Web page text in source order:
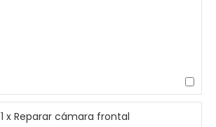
1 x Reparar cámara frontal